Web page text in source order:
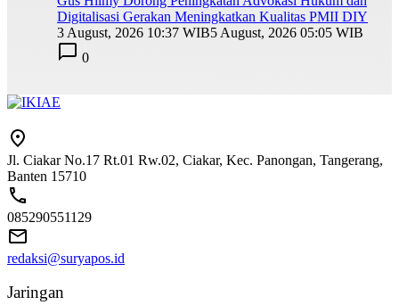
Digitalisasi Gerakan Meningkatkan Kualitas PMII DIY
3 August, 2026 10:37 WIB5 August, 2026 05:05 WIB
0
Jl. Ciakar No.17 Rt.01 Rw.02, Ciakar, Kec. Panongan, Tangerang,
Banten 15710
085290551129
redaksi@suryapos.id
Jaringan